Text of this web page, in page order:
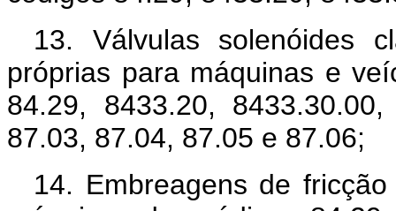
13. Válvulas solenóides
próprias para máquinas e
84.29, 8433.20,
87.03, 87.04, 87.05 e 87.06;
14. Embreagens de